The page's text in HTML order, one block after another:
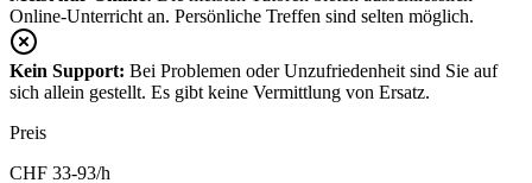
Online-Unterricht an. Persönliche Treffen sind selten möglich.
Kein Support: Bei Problemen oder Unzufriedenheit sind Sie auf
sich allein gestellt. Es gibt keine Vermittlung von Ersatz.
Preis
CHF 33-93/h